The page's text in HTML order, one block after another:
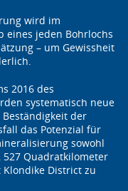
wird im
eines jeden Bohrlochs
– um Gewissheit
2016 des
systematisch neue
der
das Potenzial für
sowohl
527 Quadratkilometer
District zu